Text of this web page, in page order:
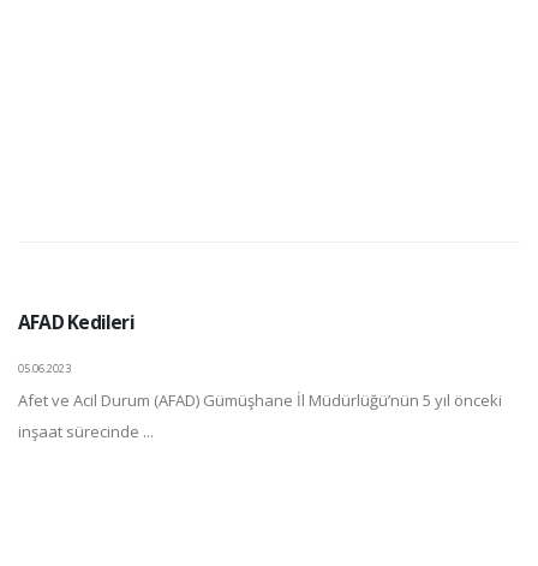
AFAD Kedileri
05.06.2023
Afet ve Acil Durum (AFAD) Gümüşhane İl Müdürlüğü’nün 5 yıl önceki
inşaat sürecinde ...